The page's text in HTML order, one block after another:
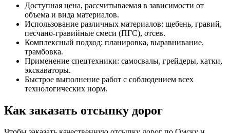
Доступная цена, рассчитываемая в зависимости от
объема и вида материалов.
Использование различных материалов: щебень, гравий,
песчано-гравийные смеси (ПГС), отсев.
Комплексный подход: планировка, выравнивание,
трамбовка.
Применение спецтехники: самосвалы, грейдеры, катки,
экскаваторы.
Быстрое выполнение работ с соблюдением всех
технологических норм.
Как заказать отсыпку дорог